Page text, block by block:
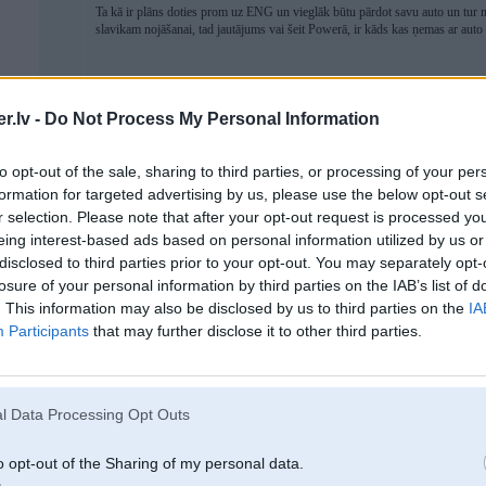
- Do Not Process My Personal Information
opt-out of the sale, sharing to third parties, or processing of your
for targeted advertising by us, please use the below opt-out
selection. Please note that after your opt-out request is processed
interest-based ads based on personal information utilized by us
to third parties prior to your opt-out. You may separately
of your personal information by third parties on the IAB’s list of
This information may also be disclosed by us to third parties on the
Participants that may further disclose it to other third parties.
Data Processing Opt Outs
opt-out of the Sharing of my personal data.
un bloku
Ta kā ir plāns doties prom uz ENG un vieglāk būtu pārdot savu auto un tur
slavikam nojāšanai, tad jautājums vai šeit Powerā, ir kāds kas ņemas ar
Nu